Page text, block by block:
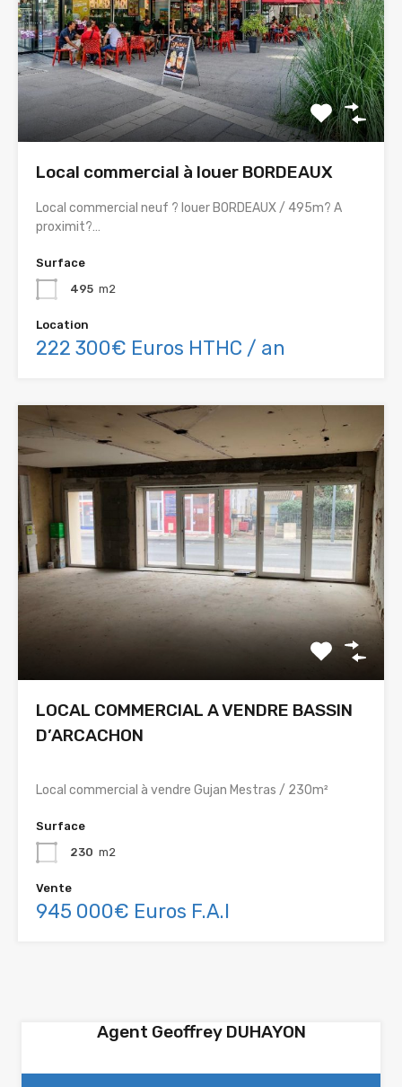
Local commercial à louer BORDEAUX
Local commercial neuf ? louer BORDEAUX / 495m? A
proximit?…
Surface
495 m2
Location
222 300€ Euros HTHC / an
LOCAL COMMERCIAL A VENDRE BASSIN
D’ARCACHON
Local commercial à vendre Gujan Mestras / 230m²
Surface
230 m2
Vente
945 000€ Euros F.A.I
Agent Geoffrey DUHAYON